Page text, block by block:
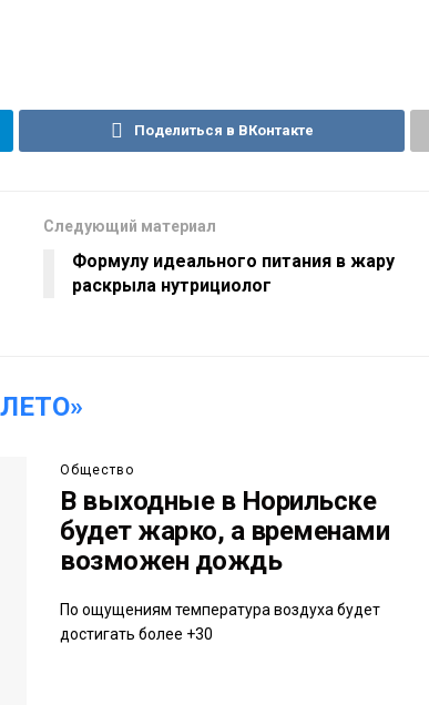
Поделиться в ВКонтакте
Следующий материал
Формулу идеального питания в жару
раскрыла нутрициолог
Общество
В выходные в Норильске
будет жарко, а временами
возможен дождь
По ощущениям температура воздуха будет
достигать более +30